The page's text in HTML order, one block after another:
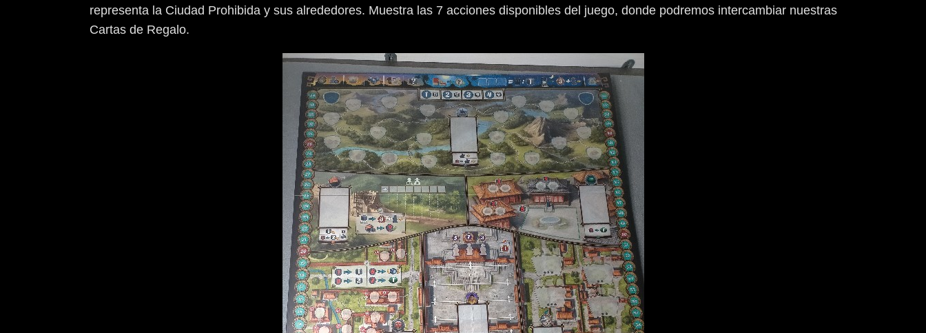
representa la Ciudad Prohibida y sus alrededores. Muestra las 7 acciones disponibles del juego, donde podremos intercambiar nuestras
Cartas de Regalo.